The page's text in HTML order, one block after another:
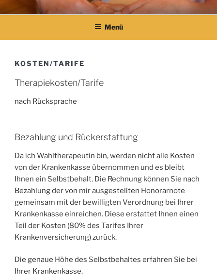
Zum
InhaltERGOTHERAPIE
Mag. Sonja Geckle-Zauner
Menü
KOSTEN/TARIFE
Therapiekosten/Tarife
nach Rücksprache
Bezahlung und Rückerstattung
Da ich Wahltherapeutin bin, werden nicht alle Kosten
von der Krankenkasse übernommen und es bleibt
Ihnen ein Selbstbehalt. Die Rechnung können Sie nach
Bezahlung der von mir ausgestellten Honorarnote
gemeinsam mit der bewilligten Verordnung bei Ihrer
Krankenkasse einreichen. Diese erstattet Ihnen einen
Teil der Kosten (80% des Tarifes Ihrer
Krankenversicherung) zurück.
Die genaue Höhe des Selbstbehaltes erfahren Sie bei
Ihrer Krankenkasse.